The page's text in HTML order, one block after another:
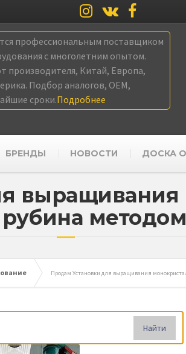
профессиональным поставщиком
с многолетним опытом.
производителя, Китай, Европа,
Подбор аналогов, OEM,
сроки.Подробнее
БРЕНДЫ НОВОСТИ ДОСКА
выращивания
Продам Установки для выращивания
Найти